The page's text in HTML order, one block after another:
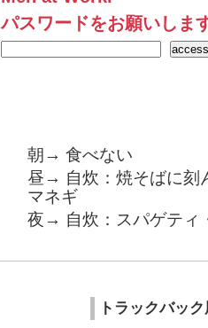
パスワードをお願いしま
朝→ 食べない
昼→ 自炊：焼そばに刻
マネギ
夜→ 自炊：スパゲティ
トラックバッ